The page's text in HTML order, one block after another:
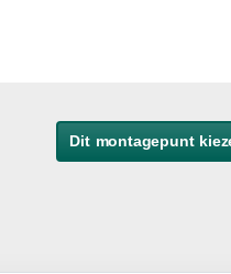
Dit montagepunt